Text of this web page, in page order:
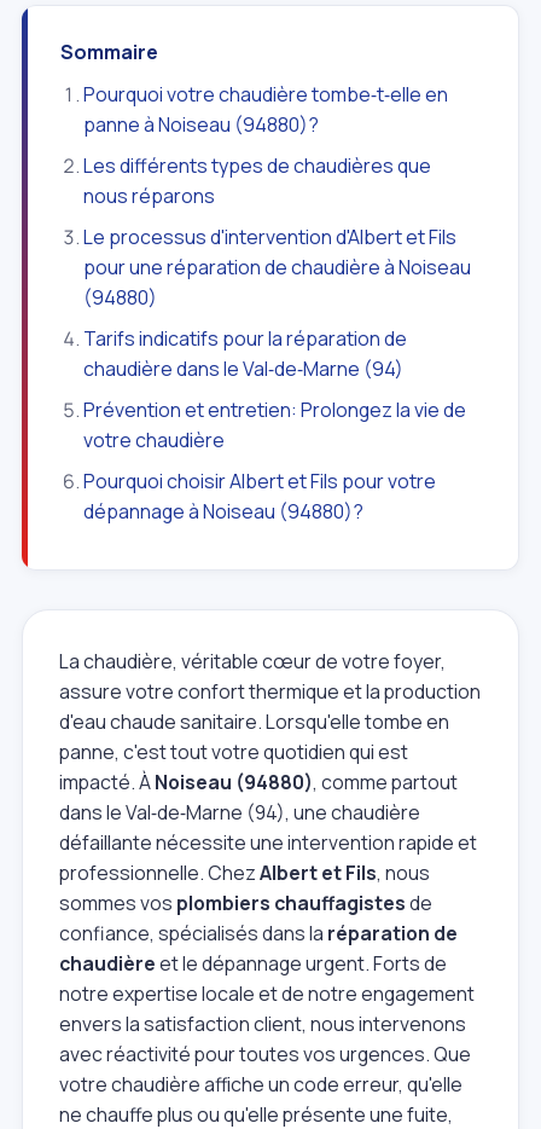
Sommaire
Pourquoi votre chaudière tombe‑t‑elle en
panne à Noiseau (94880)?
Les différents types de chaudières que
nous réparons
Le processus d'intervention d'Albert et Fils
pour une réparation de chaudière à Noiseau
(94880)
Tarifs indicatifs pour la réparation de
chaudière dans le Val‑de‑Marne (94)
Prévention et entretien: Prolongez la vie de
votre chaudière
Pourquoi choisir Albert et Fils pour votre
dépannage à Noiseau (94880)?
La chaudière, véritable cœur de votre foyer,
assure votre confort thermique et la production
d'eau chaude sanitaire. Lorsqu'elle tombe en
panne, c'est tout votre quotidien qui est
impacté. ÀNoiseau (94880), comme partout
dans le Val‑de‑Marne (94), une chaudière
défaillante nécessite une intervention rapide et
professionnelle. ChezAlbert et Fils, nous
sommes vos plombiers chauffagistesde
confiance, spécialisés dans la réparation de
chaudièreet le dépannage urgent. Forts de
notre expertise locale et de notre engagement
envers la satisfaction client, nous intervenons
avec réactivité pour toutes vos urgences. Que
votre chaudière affiche un code erreur, qu'elle
ne chauffe plus ou qu'elle présente une fuite,